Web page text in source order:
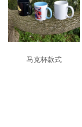
马克杯款式